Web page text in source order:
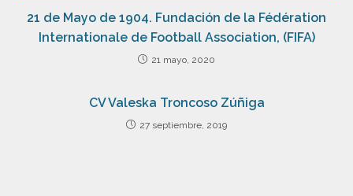
21 de Mayo de 1904. Fundación de la Fédération
Internationale de Football Association, (FIFA)
21 mayo, 2020
CV Valeska Troncoso Zúñiga
27 septiembre, 2019